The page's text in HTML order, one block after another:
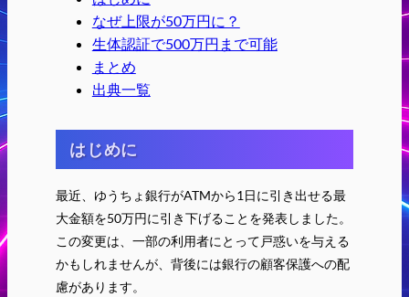
なぜ上限が50万円に？
生体認証で500万円まで可能
まとめ
出典一覧
はじめに
最近、ゆうちょ銀行がATMから1日に引き出せる最
大金額を50万円に引き下げることを発表しました。
この変更は、一部の利用者にとって戸惑いを与える
かもしれませんが、背後には銀行の顧客保護への配
慮があります。